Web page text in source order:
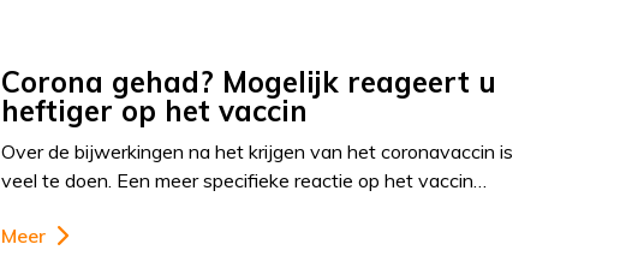
Corona gehad? Mogelijk reageert u
heftiger op het vaccin
Over de bijwerkingen na het krijgen van het coronavaccin is
veel te doen. Een meer specifieke reactie op het vaccin…
Meer